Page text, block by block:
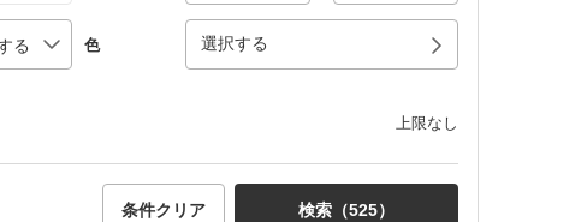
色 選択する
上限なし
条件クリア 検索（525）